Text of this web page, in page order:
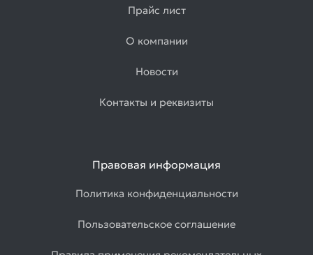
Прайс лист
О компании
Новости
Контакты и реквизиты
Правовая информация
Политика конфиденциальности
Пользовательское соглашение